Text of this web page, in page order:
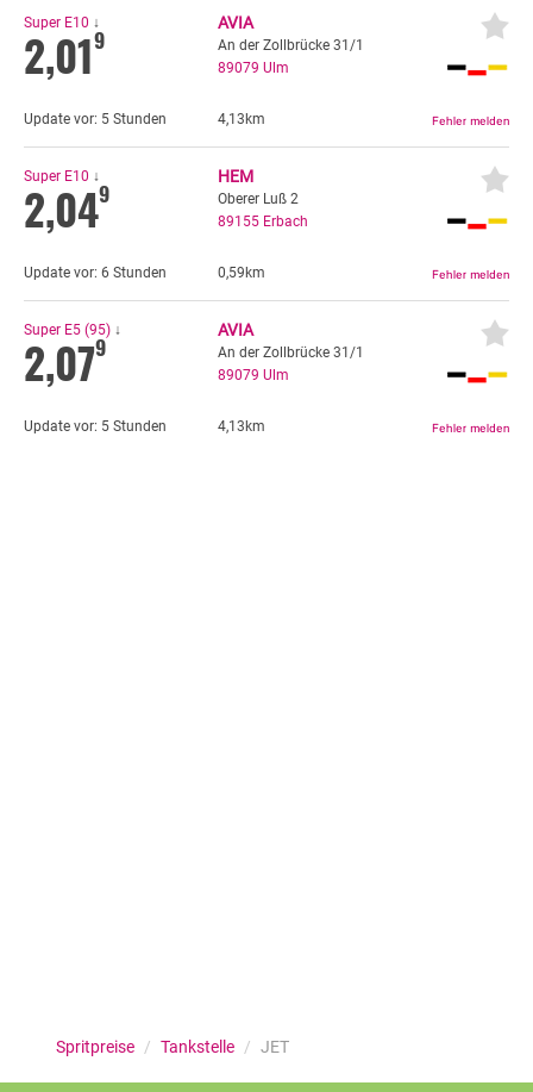
Super E10 ↓
2,019
AVIA
An der Zollbrücke 31/1
89079 Ulm
Update vor: 5 Stunden 4,13km
Super E10 ↓
2,049
HEM
Oberer Luß 2
89155 Erbach
Update vor: 6 Stunden 0,59km
Super E5 (95) ↓
2,079
AVIA
An der Zollbrücke 31/1
89079 Ulm
Update vor: 5 Stunden 4,13km
Spritpreise / Tankstelle / JET